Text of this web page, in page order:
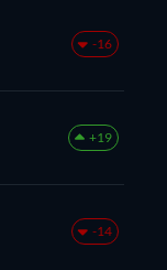
-16
+19
-14